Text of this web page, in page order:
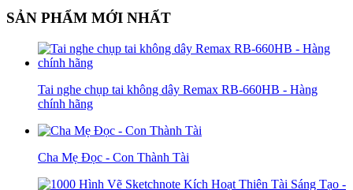
SẢN PHẨM MỚI NHẤT
Tai nghe chụp tai không dây Remax RB-660HB - Hàng
chính hãng
Cha Mẹ Đọc - Con Thành Tài